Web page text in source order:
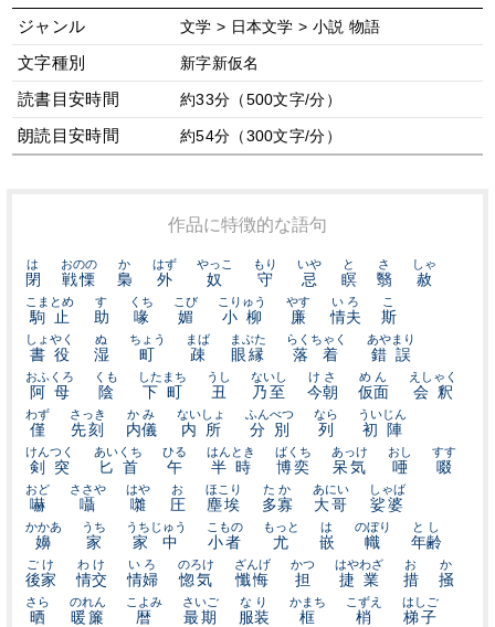
ジャンル 文学 > 日本文学 > 小説 物語
文字種別 新字新仮名
読書目安時間 約33分（500文字/分）
朗読目安時間 約54分（300文字/分）
作品に特徴的な語句
閉
は
戦慄
おのの
梟
か
外
はず
奴
やっこ
守
もり
忌
いや
瞑
と
翳
さ
赦
しゃ
駒止
こまとめ
助
す
喙
くち
媚
こび
小柳
こりゅう
廉
やす
情夫
いろ
斯
こ
書役
しょやく
湿
ぬ
町
ちょう
疎
まば
眼縁
まぶた
落着
らくちゃく
錯誤
あやまり
阿母
おふくろ
陰
くも
下町
したまち
丑
うし
乃至
ないし
今朝
けさ
仮面
めん
会釈
えしゃく
僅
わず
先刻
さっき
内儀
かみ
内所
ないしょ
分別
ふんべつ
列
なら
初陣
ういじん
剣突
けんつく
匕首
あいくち
午
ひる
半時
はんとき
博奕
ばくち
呆気
あっけ
唖
おし
啜
すす
嚇
おど
囁
ささや
囃
はや
圧
お
塵埃
ほこり
多寡
たか
大哥
あにい
娑婆
しゃば
嬶
かかあ
家
うち
家中
うちじゅう
小者
こもの
尤
もっと
嵌
は
幟
のぼり
年齢
とし
後家
ごけ
情交
わけ
情婦
いろ
惚気
のろけ
懺悔
ざんげ
担
かつ
捷業
はやわざ
措
お
掻
か
晒
さら
暖簾
のれん
暦
こよみ
最期
さいご
服装
なり
框
かまち
梢
こずえ
梯子
はしご